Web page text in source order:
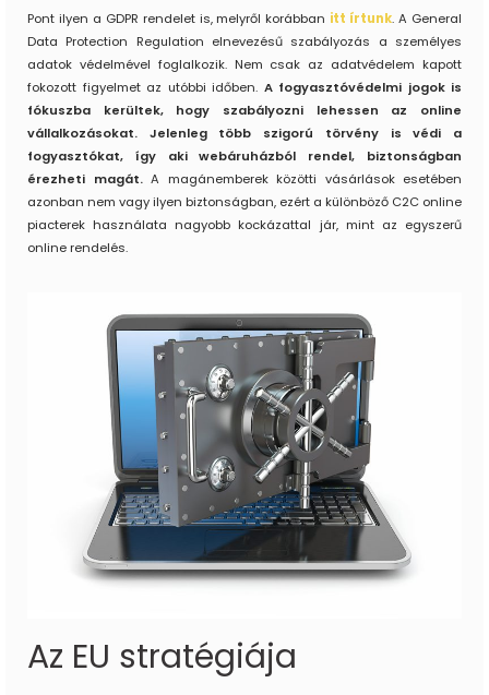
Pont ilyen a GDPR rendelet is, melyről korábban itt írtunk. A General
Data Protection Regulation elnevezésű szabályozás a személyes
adatok védelmével foglalkozik. Nem csak az adatvédelem kapott
fokozott figyelmet az utóbbi időben. A fogyasztóvédelmi jogok is
fókuszba kerültek, hogy szabályozni lehessen az online
vállalkozásokat. Jelenleg több szigorú törvény is védi a
fogyasztókat, így aki webáruházból rendel, biztonságban
érezheti magát.A magánemberek közötti vásárlások esetében
azonban nem vagy ilyen biztonságban, ezért a különböző C2C online
piacterek használata nagyobb kockázattal jár, mint az egyszerű
online rendelés.
Az EU stratégiája